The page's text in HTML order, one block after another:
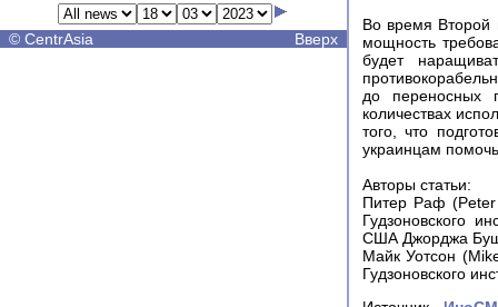
© CentrAsia Вверх
Во время Второй
мощность
будет
до переносных
количествах
того, что
украинцам
Авторы статьи:
Питер Раф (Peter
Гудзоновского
США Джорджа
Майк Уотсон
Гудзоновского